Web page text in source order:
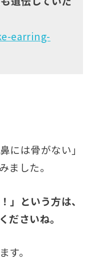
earring-
には骨がない」
ました。
」という方は、
ださいね。
す。